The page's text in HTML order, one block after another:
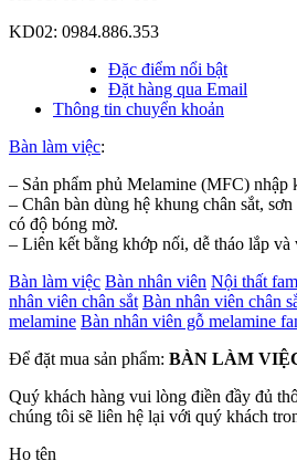
KD02: 0984.886.353
Đặc điểm nổi bật
Đặt hàng qua Email
Thông tin chuyển khoản
Bàn làm việc:
– Sản phẩm phủ Melamine (MFC) nhập
– Chân bàn dùng hệ khung chân sắt,
có độ bóng mờ.
– Liên kết bằng khớp nối, dễ tháo lắp và
Bàn làm việc Bàn nhân viên Nội thất
nhân viên chân sắt Bàn nhân viên chân
melamine Bàn nhân viên gỗ melamine
Để đặt mua sản phẩm: BÀN LÀM
Quý khách hàng vui lòng điền đầy đủ
chúng tôi sẽ liên hệ lại với quý khách
Họ tên